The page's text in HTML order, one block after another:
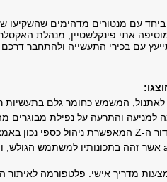
עם מנטורים מדהימים שהשקיעו
אתי פינקלשטיין, מנהלת
עם בכירי התעשייה ולהתחבר דרכם
לאתנול, המשמש כחומר גלם בתעשיות
למניעה והתרעה על נפילת מבוגרים
ה-Z המאפשרת ניהול כספי נכון
אשר זהה בתכונותיו למשתמש הגולש,
מדריך אישי. פלטפורמה לאיתור